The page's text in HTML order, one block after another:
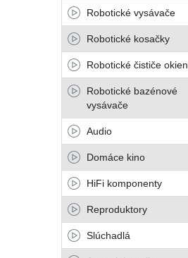
Robotické vysávače
Robotické kosačky
Robotické čističe okien
Robotické bazénové
vysávače
Audio
Domáce kino
HiFi komponenty
Reproduktory
Slúchadlá